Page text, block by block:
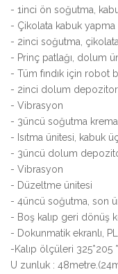
- 1inci ön soğutma,
- Çikolata kabuk yapma
- 2inci soğutma,
- Prinç patlağı, dolum
- Tüm fındık için robot
- 2inci dolum
- Vibrasyon
- 3üncü soğutma
- Isıtma ünitesi, kabuk
- 3üncü dolum
- Vibrasyon
- Düzeltme ünitesi
- 4üncü soğutma, son
- Boş kalıp geri dönüş
- Dokunmatik ekranlı,
-Kalıp ölçüleri 325*205
U zunluk :